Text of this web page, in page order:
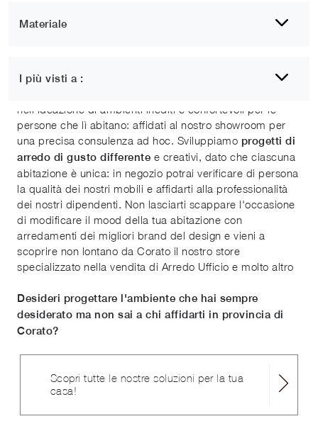
Materiale
I più visti a :
nell'ideazione di ambienti inediti e confortevoli per le
persone che lì abitano: affidati al nostro showroom per
una precisa consulenza ad hoc. Sviluppiamo progetti di
arredo di gusto differente e creativi, dato che ciascuna
abitazione è unica: in negozio potrai verificare di persona
la qualità dei nostri mobili e affidarti alla professionalità
dei nostri dipendenti. Non lasciarti scappare l'occasione
di modificare il mood della tua abitazione con
arredamenti dei migliori brand del design e vieni a
scoprire non lontano da Corato il nostro store
specializzato nella vendita di Arredo Ufficio e molto altro
Desideri progettare l'ambiente che hai sempre
desiderato ma non sai a chi affidarti in provincia di
Corato?
Scopri tutte le nostre soluzioni per la tua
casa!